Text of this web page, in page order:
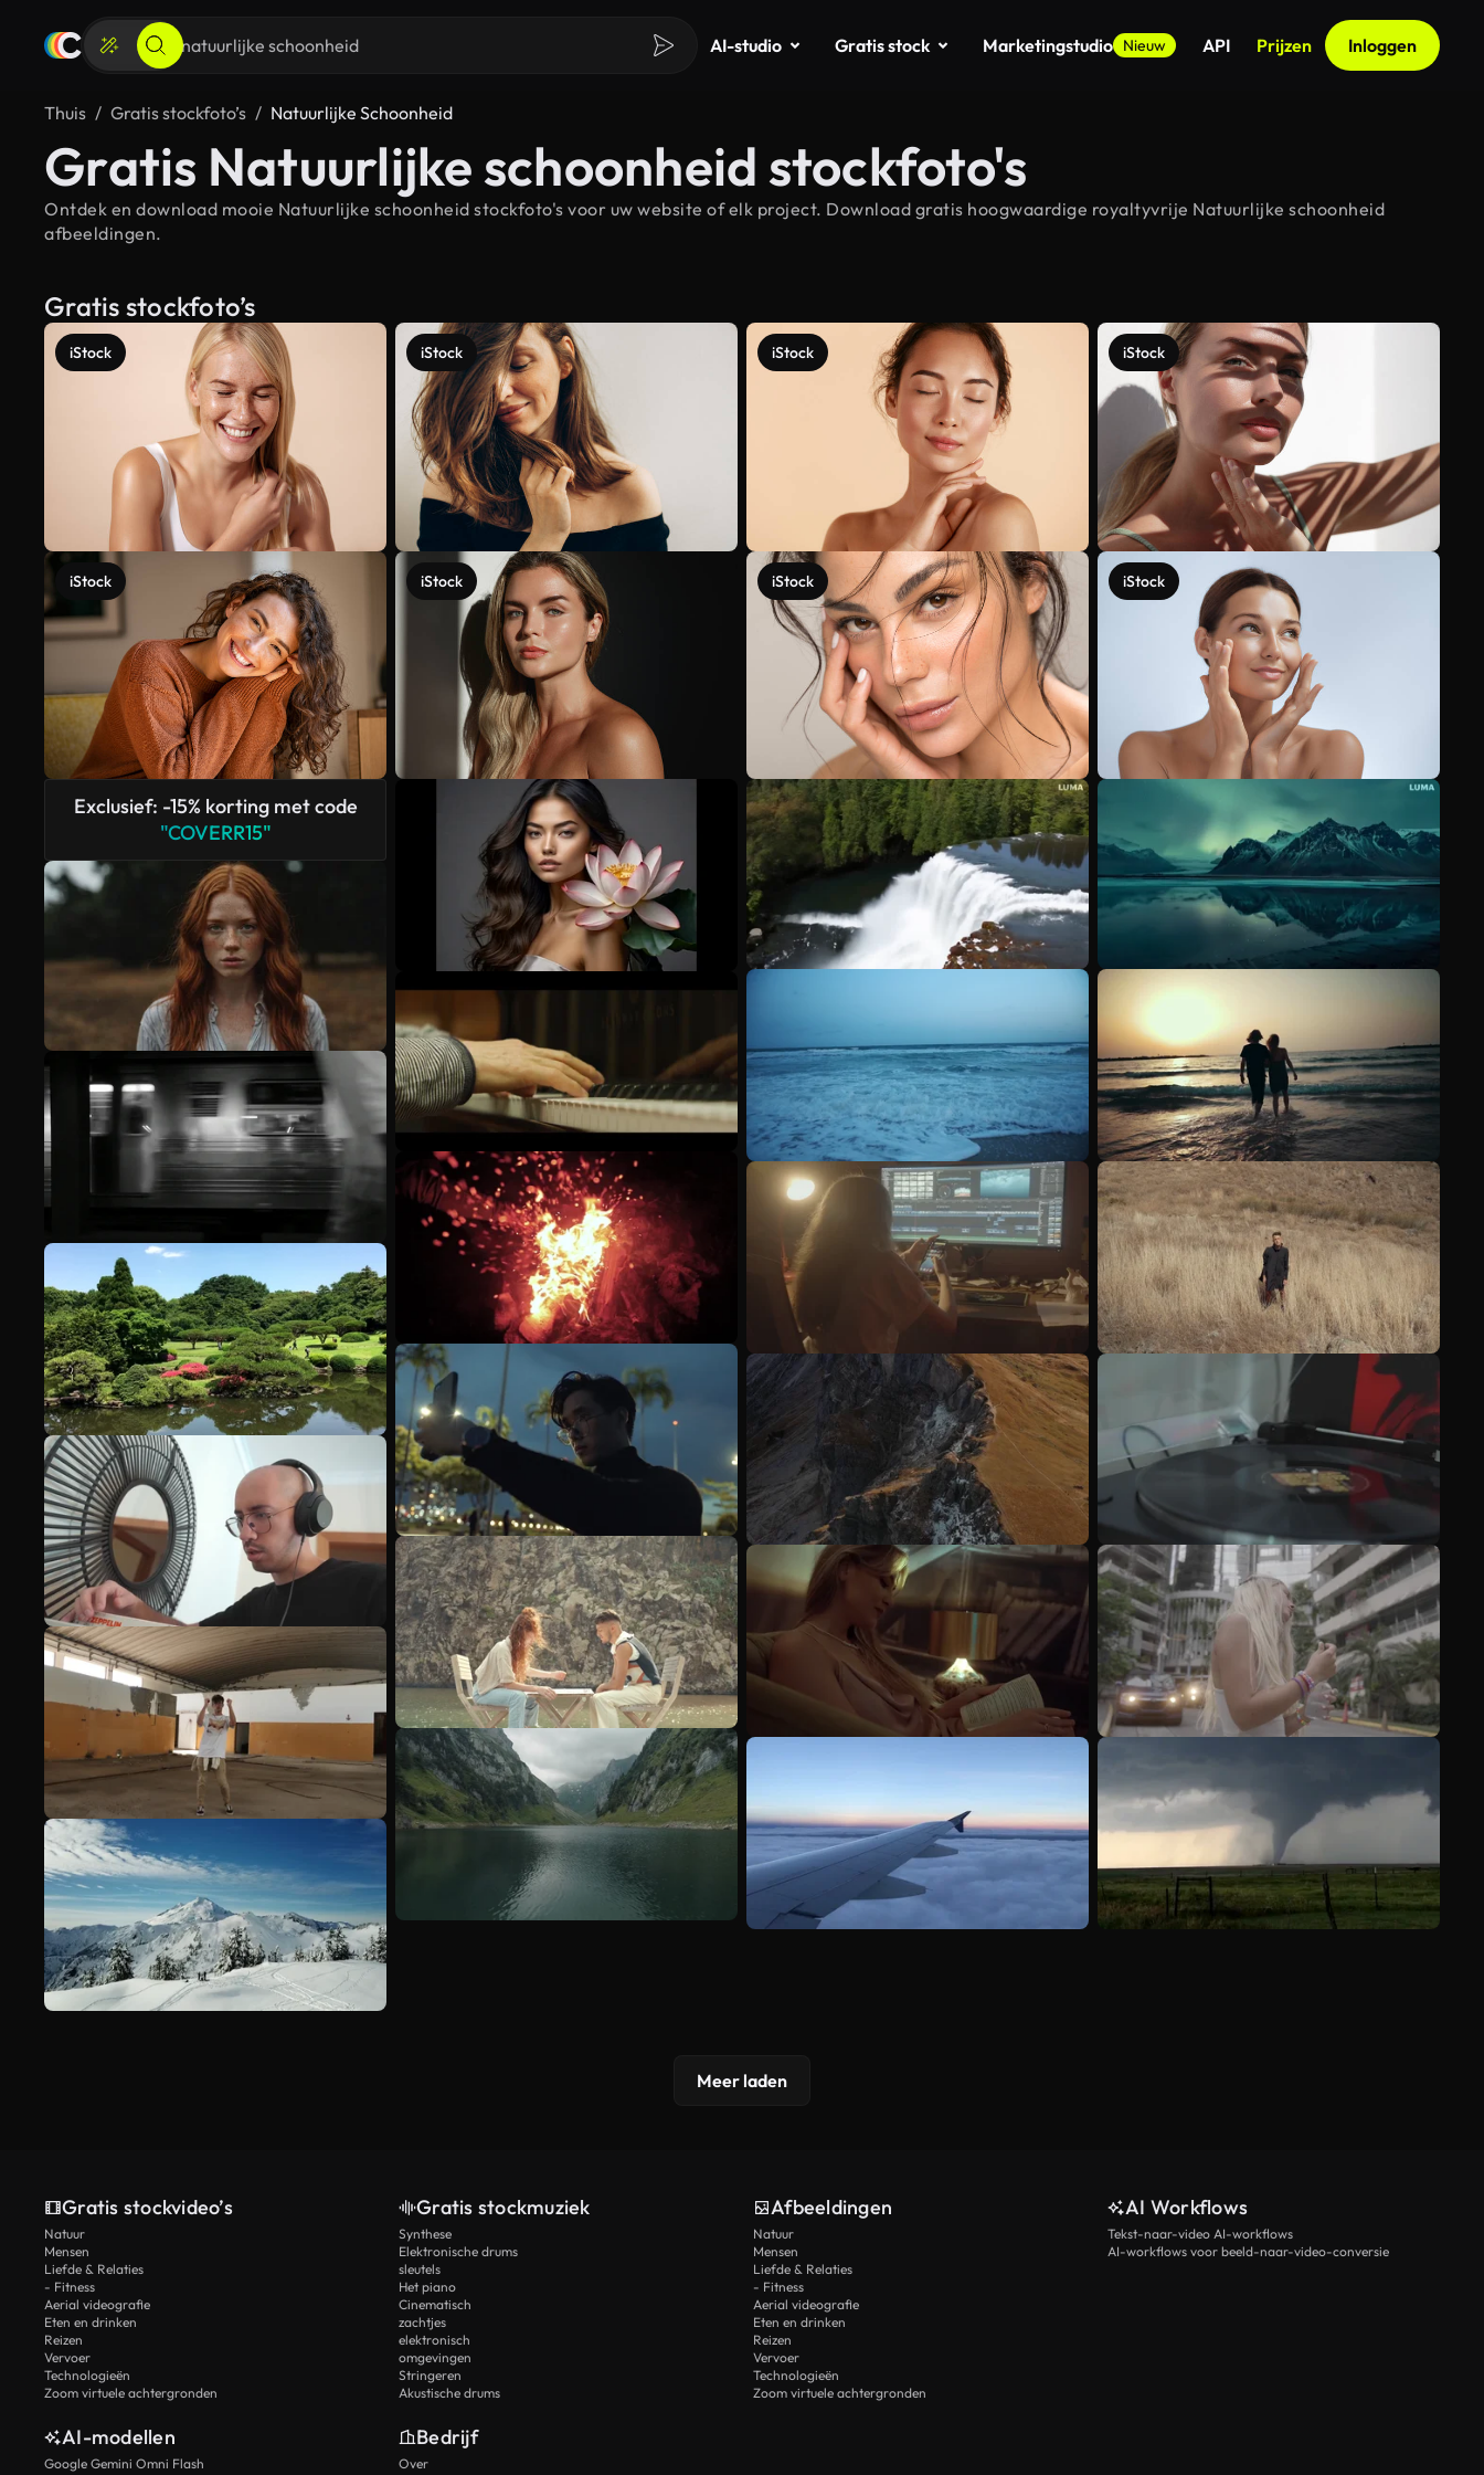
AI-studio Gratis stock Marketingstudio Nieuw API Prijzen Inloggen
Thuis Gratis stockfoto’s Natuurlijke Schoonheid
Gratis Natuurlijke schoonheid stockfoto's
Ontdek en download mooie Natuurlijke schoonheid stockfoto's voor uw website of elk project. Download gratis hoogwaardige royaltyvrije Natuurlijke schoonheid
afbeeldingen.
Gratis stockfoto’s
iStock
iStock
Exclusief: -15% korting met code
"COVERR15"
iStock
iStock
iStock
iStock
iStock
iStock
Meer bekijken
Meer laden
Gratis stockvideo’s
Natuur
Mensen
Liefde & Relaties
- Fitness
Aerial videografie
Eten en drinken
Reizen
Vervoer
Technologieën
Zoom virtuele achtergronden
Gratis stockmuziek
Synthese
Elektronische drums
sleutels
Het piano
Cinematisch
zachtjes
elektronisch
omgevingen
Stringeren
Akustische drums
Afbeeldingen
Natuur
Mensen
Liefde & Relaties
- Fitness
Aerial videografie
Eten en drinken
Reizen
Vervoer
Technologieën
Zoom virtuele achtergronden
AI Workflows
Tekst-naar-video AI-workflows
AI-workflows voor beeld-naar-video-conversie
AI-modellen
Google Gemini Omni Flash
Bedrijf
Over